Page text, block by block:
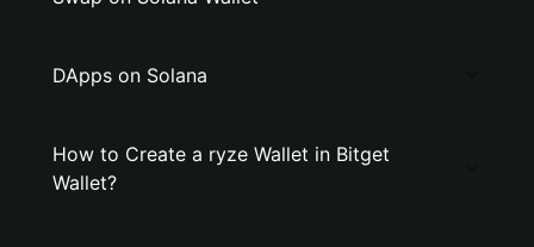
DApps on Solana
How to Create a ryze Wallet in Bitget
Wallet?